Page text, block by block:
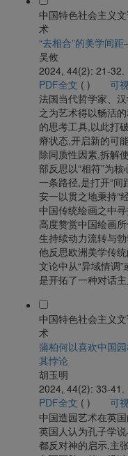
中国特色社会主义
术
“去相合”的美学间
吴攸
2024, 44(2): 21-32.
PDF全文 ( ) 可
法国当代哲学家、
之为艺术得以畅活
的思考工具,以此打
瘠状态,开启新的可
除同质性因素,拆解
部反思以“相符”为
一条路径,是打开“间
安一以贯之地秉持“
中国传统绘画之中
高度赞赏中国绘画
生持续动力流转与
他反思欧洲美学传
文论中从“异域情调
是开拓了一种对话
中国特色社会主义
术
蒲柏何以喜欢中国
其悖论
胡玉明
2024, 44(2): 33-41.
PDF全文 ( ) 可
中国造园艺术在英
英国人认为孔子学
都反对神的启示,主